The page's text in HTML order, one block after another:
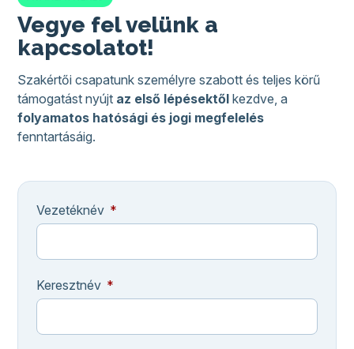
HENYIR adatszolgáltatás havi szintű
teljesítése és monitorozása
Mindezek a folyamatok kizárólag az ESZENY
rendszerben végezhetők, amely tapasztalatot,
gyakorlatot és időráfordítást igényel.
Szolgáltatásunk ezen adminisztrációs és
Vegye fel velünk a
kapcsolatot!
Szakértői csapatunk személyre szabott és teljes körű
támogatást nyújt az első lépésektől kezdve, a
folyamatos hatósági és jogi megfelelés
fenntartásáig.
Vezetéknév
Keresztnév